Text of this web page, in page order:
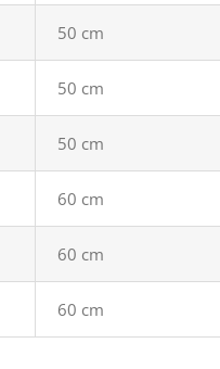
50 cm
50 cm
50 cm
60 cm
60 cm
60 cm